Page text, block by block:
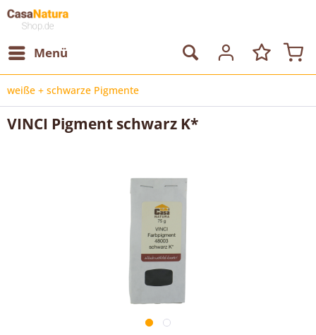
Menü
weiße + schwarze Pigmente
VINCI Pigment schwarz K*